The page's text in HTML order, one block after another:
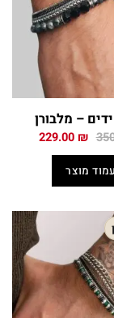
– מלבורן
המחיר
350.00 ₪.
229.00 ₪ המחיר
מוצר